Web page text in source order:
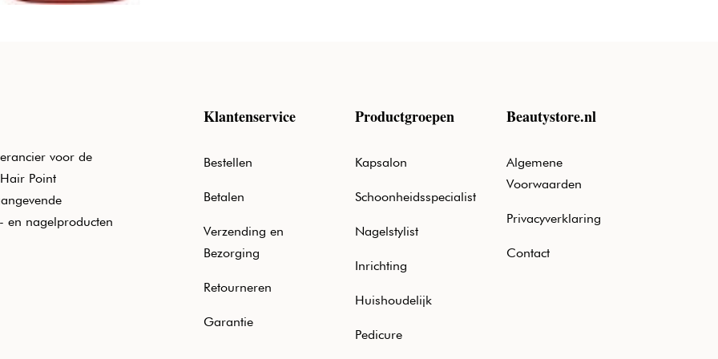
voor de
Point
en nagelproducten
Klantenservice
Bestellen
Betalen
Verzending en
Bezorging
Retourneren
Garantie
Productgroepen
Kapsalon
Schoonheidsspecialist
Nagelstylist
Inrichting
Huishoudelijk
Pedicure
Beautystore.nl
Algemene
Voorwaarden
Privacyverklaring
Contact